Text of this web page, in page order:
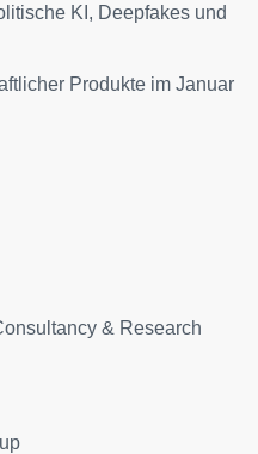
KI, Deepfakes und
Produkte im Januar
& Research